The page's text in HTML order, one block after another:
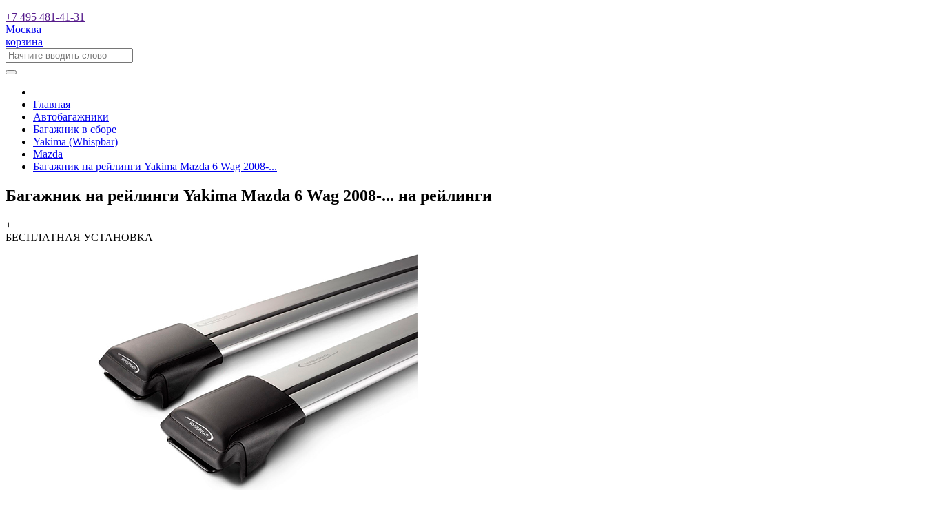
+7 495 481-41-31
Москва
корзина
Главная
Автобагажники
Багажник в сборе
Yakima (Whispbar)
Mazda
Багажник на рейлинги Yakima Mazda 6 Wag 2008-...
Багажник на рейлинги Yakima Mazda 6 Wag 2008-... на рейлинги
+
БЕСПЛАТНАЯ УСТАНОВКА